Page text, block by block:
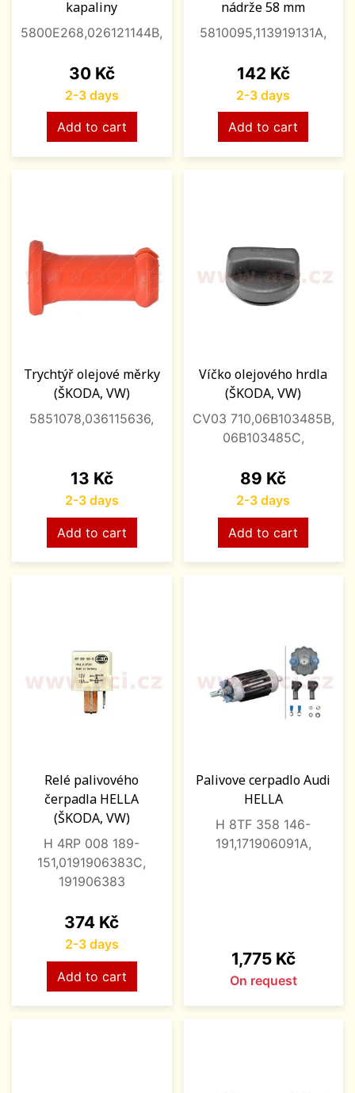
kapaliny
5800E268,026121144B,
Price
30 Kč
2-3 days
Add to cart
nádrže 58 mm
5810095,113919131A,
Price
142 Kč
2-3 days
Add to cart
Trychtýř olejové měrky
(ŠKODA, VW)
5851078,036115636,
Price
13 Kč
2-3 days
Add to cart
Víčko olejového hrdla
(ŠKODA, VW)
CV03 710,06B103485B,
06B103485C,
Price
89 Kč
2-3 days
Add to cart
Relé palivového
čerpadla HELLA
(ŠKODA, VW)
H 4RP 008 189-
151,0191906383C,
191906383
Price
374 Kč
2-3 days
Add to cart
Palivove cerpadlo Audi
HELLA
H 8TF 358 146-
191,171906091A,
Price
1,775 Kč
On request